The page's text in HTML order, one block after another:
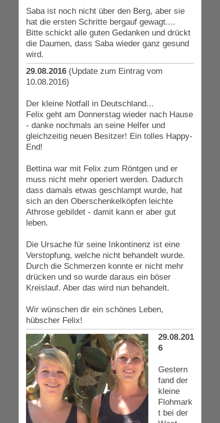
Saba ist noch nicht über den Berg, aber sie
hat die ersten Schritte bergauf gewagt....
Bitte schickt alle guten Gedanken und drückt
die Daumen, dass Saba wieder ganz gesund
wird.
29.08.2016 (Update zum Eintrag vom
10.08.2016)
Der kleine Notfall in Deutschland...
Felix geht am Donnerstag wieder nach Hause
- danke nochmals an seine Helfer und
gleichzeitig neuen Besitzer! Ein tolles Happy-
End!
Bettina war mit Felix zum Röntgen und er
muss nicht mehr operiert werden. Dadurch
dass damals etwas geschlampt wurde, hat
sich an den Oberschenkelköpfen leichte
Athrose gebildet - damit kann er aber gut
leben.
Die Ursache für seine Inkontinenz ist eine
Verstopfung, welche nicht behandelt wurde.
Durch die Schmerzen konnte er nicht mehr
drücken und so wurde daraus ein böser
Kreislauf. Aber das wird nun behandelt.
Wir wünschen dir ein schönes Leben,
hübscher Felix!
29.08.201
6
Gestern
fand der
kleine
Flohmark
t bei der